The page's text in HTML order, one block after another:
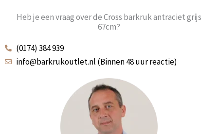
Heb je een vraag over de Cross barkruk antraciet grijs
67cm?
(0174) 384 939
info@barkrukoutlet.nl (Binnen 48 uur reactie)